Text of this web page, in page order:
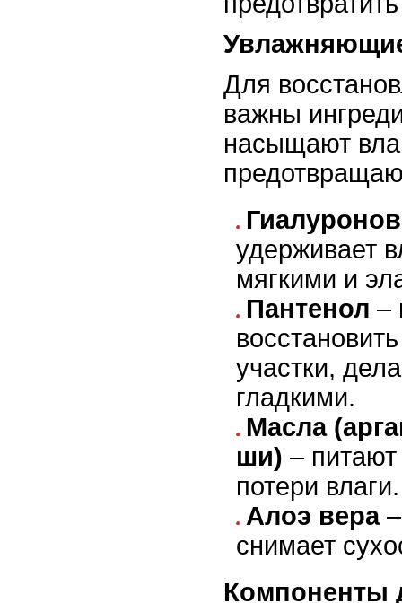
Для
важны
насыщают
удерживает
мягкими и
Пантенол –
участки,
гладкими.
Масла
ши) –
потери влаги.
Алоэ вера–
снимает
Компоненты